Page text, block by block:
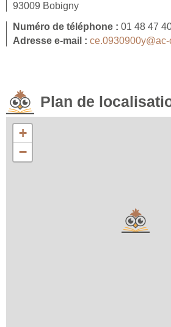
93009 Bobigny
Numéro de téléphone : 01 48 47
Adresse e-mail :
Plan de
+
−